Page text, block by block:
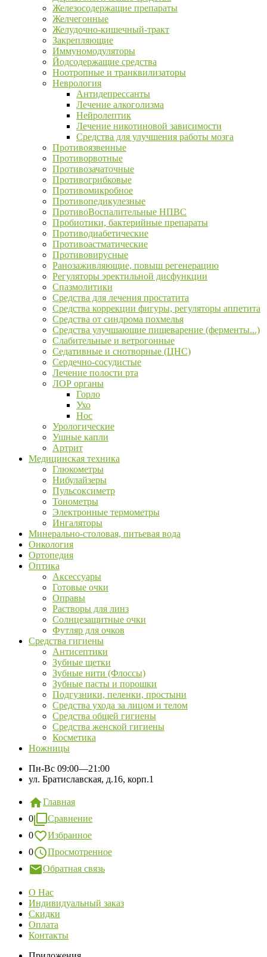
Железосодержащие препараты
Желчегонные
Желудочно-кишечный-тракт
Закрепляющие
Иммуномодуляторы
Йодсодержащие средства
Ноотропные и транквилизаторы
Неврология
Антидепрессанты
Лечение алкоголизма
Нейролептик
Лечение никотиновой зависимости
Средства для улучшения работы мозга
Противоязвенные
Противорвотные
Противозачаточные
Противогрибковые
Противомикробное
Противопедикулезные
ПротивоВоспалительные НПВС
Пробиотики, бактерийные препараты
Противодиабетические
Противоастматические
Противовирусные
Ранозаживляющие, повыш регенерацию
Регуляторы эректильной дисфункции
Спазмолитики
Средства для лечения простатита
Средства коррекции фигуры, регуляторы аппетита
Средства от синдрома похмелья
Средства улучшающие пищеварение (ферменты...)
Слабительные и ветрогонные
Седативные и снотворные (ЦНС)
Сердечно-сосудистые
Лечение полости рта
ЛОР органы
Горло
Ухо
Нос
Урологические
Ушные капли
Артрит
Медицинская техника
Глюкометры
Нибулайзеры
Пульсоксиметр
Тонометры
Электронные термометры
Ингаляторы
Минерально-столовая, питьевая вода
Онкология
Ортопедия
Оптика
Аксессуары
Готовые очки
Оправы
Растворы для линз
Солнцезащитные очки
Футляр для очков
Средства гигиены
Антисептики
Зубные щетки
Зубные нити (Флоссы)
Зубные пасты и порошки
Подгузники, пеленки, простыни
Средства ухода за лицом и телом
Средства общей гигиены
Средства женской гигиены
Косметика
Ножницы
Пн-Вс 09:00—21:00
ул. Братиславская, д.16, корп.1
Главная
0
Сравнение
0
Избранное
0
Просмотренное
Обратная связь
О Нас
Индивидуальный заказ
Скидки
Оплата
Контакты